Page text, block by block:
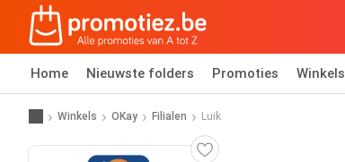
Home Nieuwste folders Promoties Winkels
Winkels OKay Filialen Luik